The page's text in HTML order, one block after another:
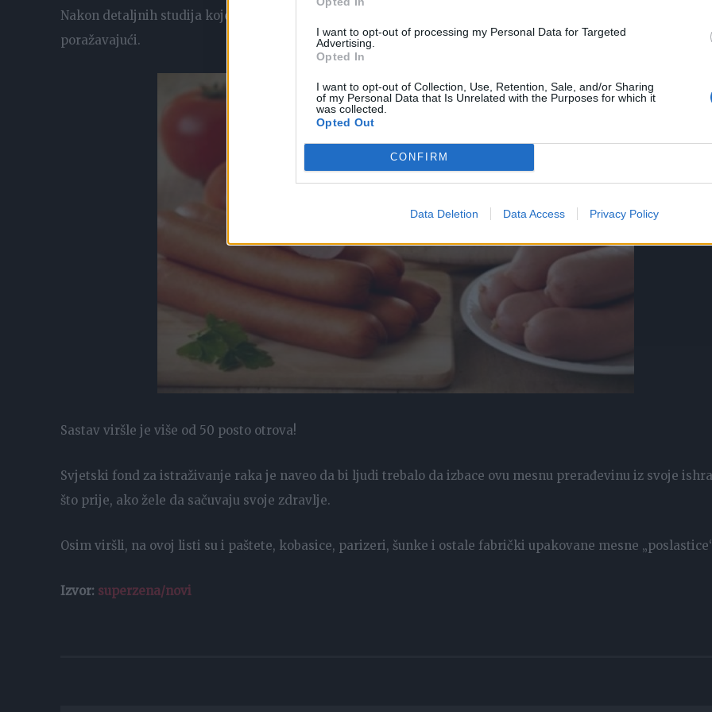
I want to opt-out of processing my Personal Data for Targeted
Advertising.
Opted In
I want to opt-out of Collection, Use, Retention, Sale, and/or Sharing
of my Personal Data that Is Unrelated with the Purposes for which it
was collected.
Opted Out
CONFIRM
Data Deletion Data Access Privacy Policy
Nakon detaljnih studija koje su istražile povezanost ove hrane i nastanka kancera, rezultati su bili
poražavajući.
Sastav viršle je više od 50 posto otrova!
Svjetski fond za istraživanje raka je naveo da bi ljudi trebalo da izbace ovu mesnu prerađevinu iz svoje
što prije, ako žele da sačuvaju svoje zdravlje.
Osim viršli, na ovoj listi su i paštete, kobasice, parizeri, šunke i ostale fabrički upakovane mesne
Izvor: superzena/novi